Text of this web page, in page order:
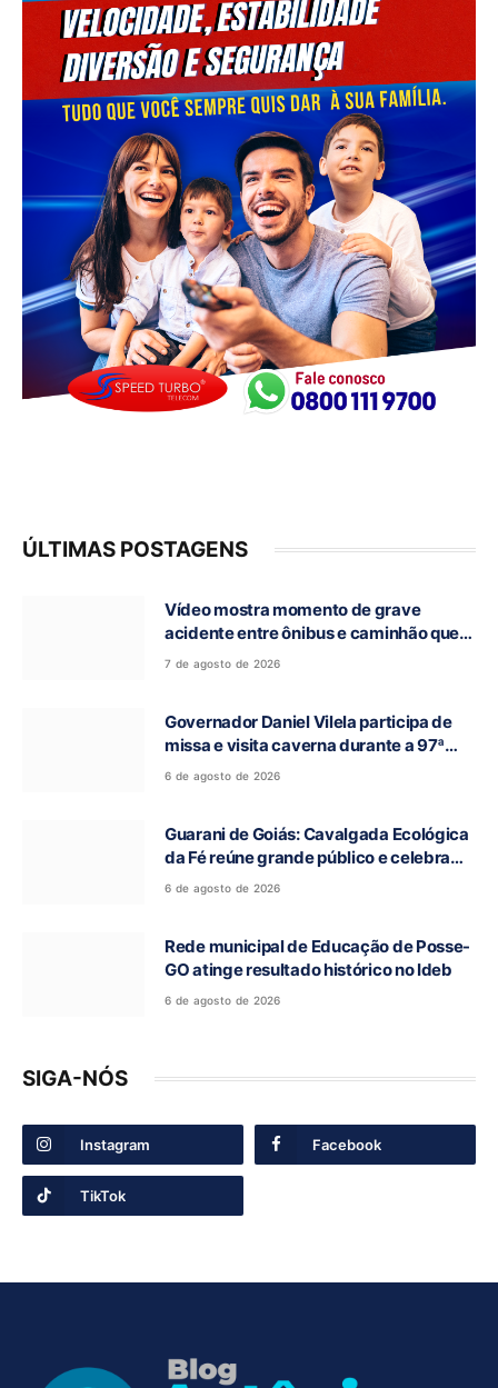
ÚLTIMAS POSTAGENS
Vídeo mostra momento de grave
acidente entre ônibus e caminhão que
deixou cinco mortos na GO-010, em
7 de agosto de 2026
Governador Daniel Vilela participa de
missa e visita caverna durante a 97ª
Romaria do Bom Jesus da Lapa de Terra
6 de agosto de 2026
Guarani de Goiás: Cavalgada Ecológica
da Fé reúne grande público e celebra
tradição religiosa
6 de agosto de 2026
Rede municipal de Educação de Posse-
GO atinge resultado histórico no Ideb
6 de agosto de 2026
SIGA-NÓS
Instagram Facebook
TikTok